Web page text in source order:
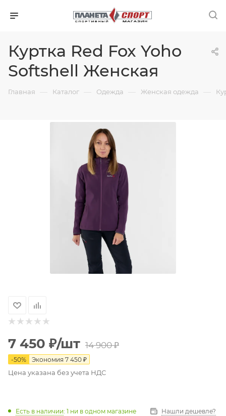
Куртка Red Fox Yoho
Softshell Женская
Главная — Каталог — Одежда — Женская одежда —
7 450 ₽/шт 14 900₽
-50% Экономия 7 450 ₽
Цена указана без учета НДС
Есть в наличии: 1 ни в одном магазине Нашли дешевле?